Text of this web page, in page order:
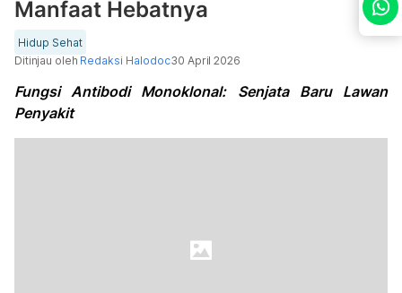
Manfaat Hebatnya
Hidup Sehat
Ditinjau oleh Redaksi Halodoc30 April 2026
Fungsi Antibodi Monoklonal: Senjata Baru Lawan
Penyakit